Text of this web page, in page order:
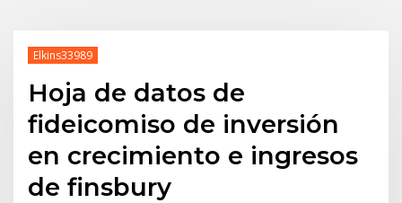
Elkins33989
Hoja de datos de
fideicomiso de inversión
en crecimiento e ingresos
de finsbury